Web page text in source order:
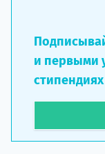
и первыми